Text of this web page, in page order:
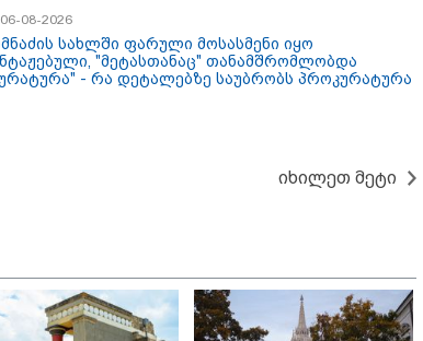
ვატირე!"
გიორგი
08-2026
სახლში ფარული მოსასმენი იყო
"მეტასთანაც" თანამშრომლობდა
- რა დეტალებზე საუბრობს პროკურატურა
იხილეთ მეტი